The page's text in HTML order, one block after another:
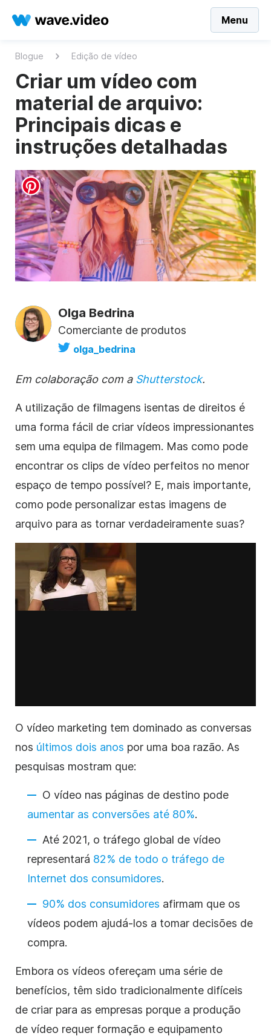
Menu
Blogue Edição de vídeo
Criar um vídeo com
material de arquivo:
Principais dicas e
instruções detalhadas
Olga Bedrina
Comerciante de produtos
olga_bedrina
Em colaboração com a Shutterstock.
A utilização de filmagens isentas de direitos é
uma forma fácil de criar vídeos impressionantes
sem uma equipa de filmagem. Mas como pode
encontrar os clips de vídeo perfeitos no menor
espaço de tempo possível? E, mais importante,
como pode personalizar estas imagens de
arquivo para as tornar verdadeiramente suas?
O vídeo marketing tem dominado as conversas
nos últimos dois anos por uma boa razão. As
pesquisas mostram que:
O vídeo nas páginas de destino pode
aumentar as conversões até 80%.
Até 2021, o tráfego global de vídeo
representará 82% de todo o tráfego de
Internet dos consumidores.
90% dos consumidores afirmam que os
vídeos podem ajudá-los a tomar decisões de
compra.
Embora os vídeos ofereçam uma série de
benefícios, têm sido tradicionalmente difíceis
de criar para as empresas porque a produção
de vídeo requer formação e equipamento